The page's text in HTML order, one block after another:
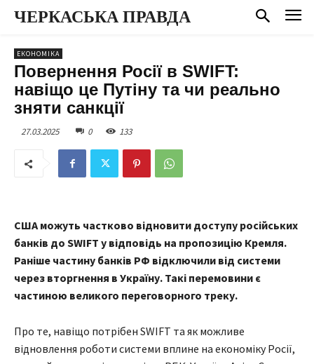
ЧЕРКАСЬКА ПРАВДА
ЕКОНОМІКА
Повернення Росії в SWIFT:
навіщо це Путіну та чи реально
зняти санкції
27.03.2025 0 133
США можуть частково відновити доступу російських
банків до SWIFT у відповідь на пропозицію Кремля.
Раніше частину банків РФ відключили від системи
через вторгнення в Україну. Такі перемовини є
частиною великого переговорного треку.
Про те, навіщо потрібен SWIFT та як можливе
відновлення роботи системи вплине на економіку Росії,